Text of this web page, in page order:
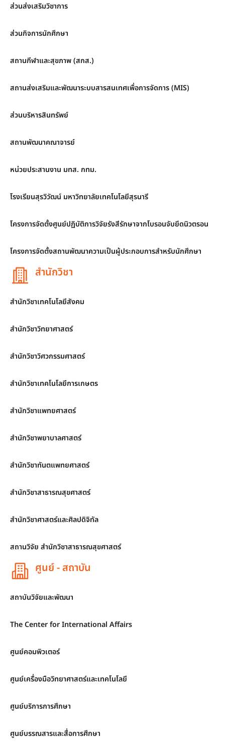
ส่วนส่งเสริมวิชาการ
ส่วนกิจการนักศึกษา
สถานกีฬาและสุขภาพ (สกส.)
สถานส่งเสริมและพัฒนาระบบสารสนเทศเพื่อการจัดการ (MIS)
ส่วนบริหารสินทรัพย์
สถานพัฒนาคณาจารย์
หน่วยประสานงาน มทส. กทม.
โรงเรียนสุรวิวัฒน์ มหาวิทยาลัยเทคโนโลยีสุรนารี
โครงการจัดตั้งศูนย์ปฏิบัติการวิจัยรังสีรักษาจากโบรอนจับยึดนิวตรอน
โครงการจัดตั้งสถานพัฒนาความเป็นผู้ประกอบการสำหรับนักศึกษา
สำนักวิชา
สำนักวิชาเทคโนโลยีสังคม
สำนักวิชาวิทยาศาสตร์
สำนักวิชาวิศวกรรมศาสตร์
สำนักวิชาเทคโนโลยีการเกษตร
สำนักวิชาแพทยศาสตร์
สำนักวิชาพยาบาลศาสตร์
สำนักวิชาทันตแพทยศาสตร์
สำนักวิชาสาธารณสุขศาสตร์
สำนักวิชาศาสตร์และศิลปดิจิทัล
สถานวิจัย สำนักวิชาสาธารณสุขศาสตร์
ศูนย์ - สถาบัน
สถาบันวิจัยและพัฒนา
The Center for International Affairs
ศูนย์คอมพิวเตอร์
ศูนย์เครื่องมือวิทยาศาสตร์และเทคโนโลยี
ศูนย์บริการการศึกษา
ศูนย์บรรณสารและสื่อการศึกษา